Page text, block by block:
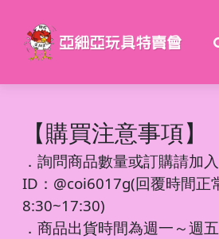
【購買注意事項】
． 詢問商品數量或訂購請加
ID：@coi6017g(回覆時間正
8:30~17:30)
．商品出貨時間為週一～週